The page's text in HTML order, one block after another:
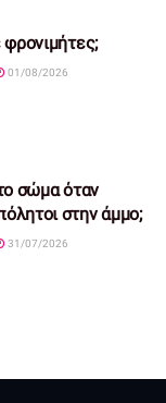
φρονιμήτες;
01/08/2026
σώμα όταν
στην άμμο;
31/07/2026